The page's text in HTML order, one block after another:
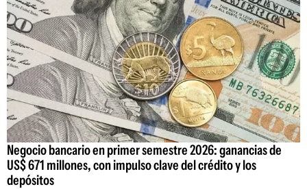
Negocio bancario en primer semestre 2026: ganancias de
US$ 671 millones, con impulso clave del crédito y los
depósitos